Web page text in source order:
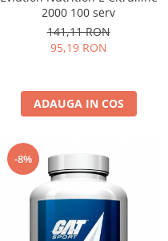
2000 100 serv
141,11 RON
95,19 RON
ADAUGA IN COS
-8%